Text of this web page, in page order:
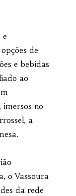
e
de
e bebidas
ao
no
a
o Vassoura
da rede